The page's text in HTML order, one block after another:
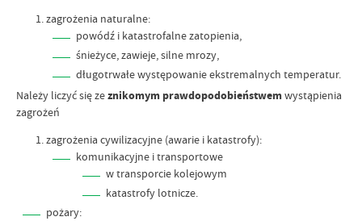
zagrożenia naturalne:
powódź i katastrofalne zatopienia,
śnieżyce, zawieje, silne mrozy,
długotrwałe występowanie ekstremalnych temperatur.
Należy liczyć się zeznikomym prawdopodobieństwemwystąpienia
zagrożeń
zagrożenia cywilizacyjne (awarie i katastrofy):
komunikacyjne i transportowe
w transporcie kolejowym
katastrofy lotnicze.
pożary: